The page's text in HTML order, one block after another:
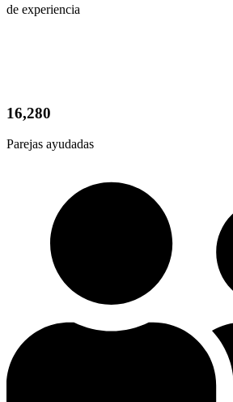
de experiencia
16,280
Parejas ayudadas